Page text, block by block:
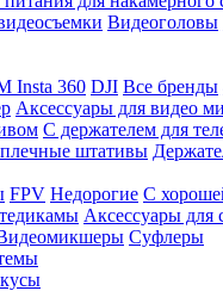
Видеоголовы
Insta 360 DJI Все бренды
Аксессуары для видео
C держателем для
штативы
FPV Недорогие С
Аксессуары для
Суфлеры